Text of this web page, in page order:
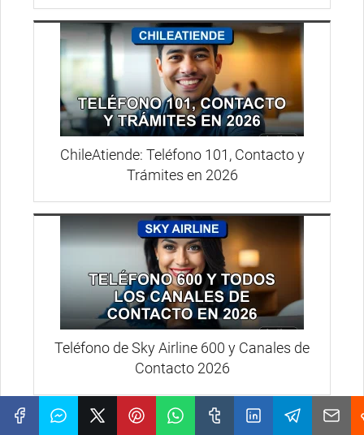
ChileAtiende: Teléfono 101, Contacto y
Trámites en 2026
Teléfono de Sky Airline 600 y Canales de
Contacto 2026